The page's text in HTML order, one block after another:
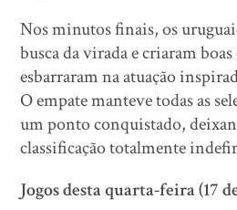
Nos minutos finais, os
busca da virada e criaram
esbarraram na atuação
O empate manteve todas as
um ponto conquistado,
classificação totalmente
Jogos desta quarta-feira (17